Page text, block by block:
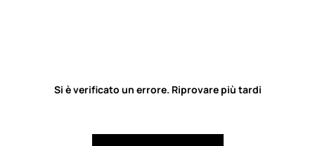
Si è verificato un errore. Riprovare più tardi